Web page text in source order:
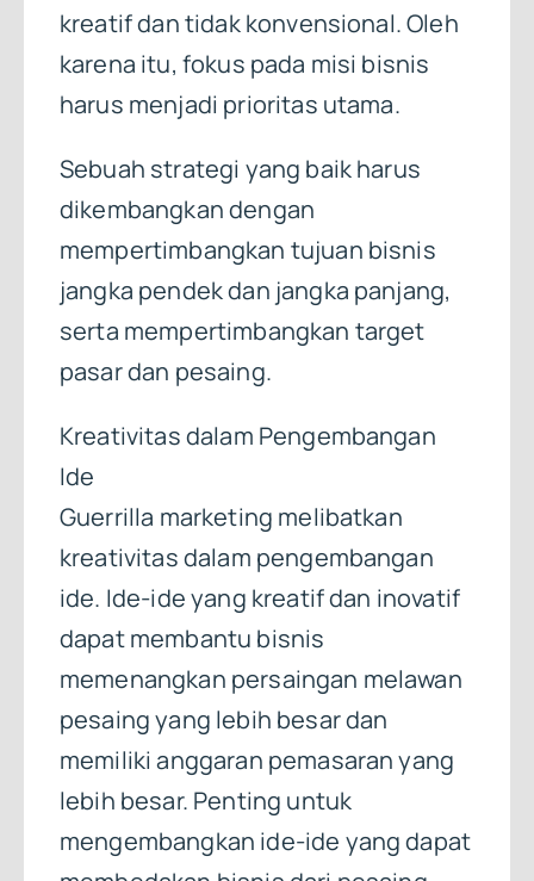
kreatif dan tidak konvensional. Oleh
karena itu, fokus pada misi bisnis
harus menjadi prioritas utama.
Sebuah strategi yang baik harus
dikembangkan dengan
mempertimbangkan tujuan bisnis
jangka pendek dan jangka panjang,
serta mempertimbangkan target
pasar dan pesaing.
Kreativitas dalam Pengembangan
Ide
Guerrilla marketing melibatkan
kreativitas dalam pengembangan
ide. Ide-ide yang kreatif dan inovatif
dapat membantu bisnis
memenangkan persaingan melawan
pesaing yang lebih besar dan
memiliki anggaran pemasaran yang
lebih besar. Penting untuk
mengembangkan ide-ide yang dapat